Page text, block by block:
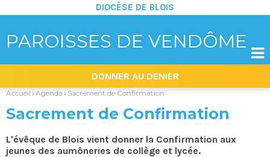
PAROISSES DE VENDÔME
DIOCÈSE DE BLOIS
|
Aller
navigation
DONNER AU DENIER

Accueil › Agenda › Sacrement de Confirmation
Sacrement de Confirmation
L'évêque de Blois vient donner la Confirmation aux
jeunes des aumôneries de collège et lycée.